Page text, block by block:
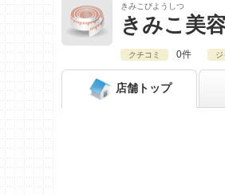
きみこびようしつ
きみこ美
クチコミ 0件
店舗 トップ